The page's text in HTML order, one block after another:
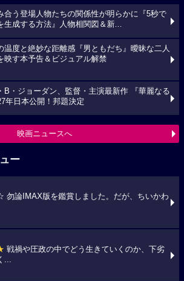
合う登場人物たちの関係性が明らかに『5秒で
生成する方法』人物相関図＆新...
温度と絶妙な距離感『男ともだち』曖昧な二人
映す本予告＆ビジュアル解禁
B・ジョーダン、監督・主演最新作 『華麗なる
年日本公開！邦題決定
映画ニュースへ
ー
勿論IMAX版を鑑賞しました。だが、ちいかわ
戦禍や圧政の中でどう生きていくのか、下劣
...